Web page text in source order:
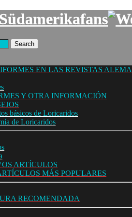
Search
EN LAS REVISTAS
Y OTRA INFORMACIÓN
básicos de Loricaridos
de Loricaridos
ARTÍCULOS
MÁS POPULARES
RECOMENDADA